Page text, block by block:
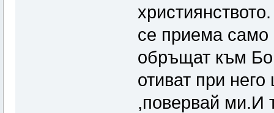
се приема само
обръщат към
отиват при
,повервай ми.И